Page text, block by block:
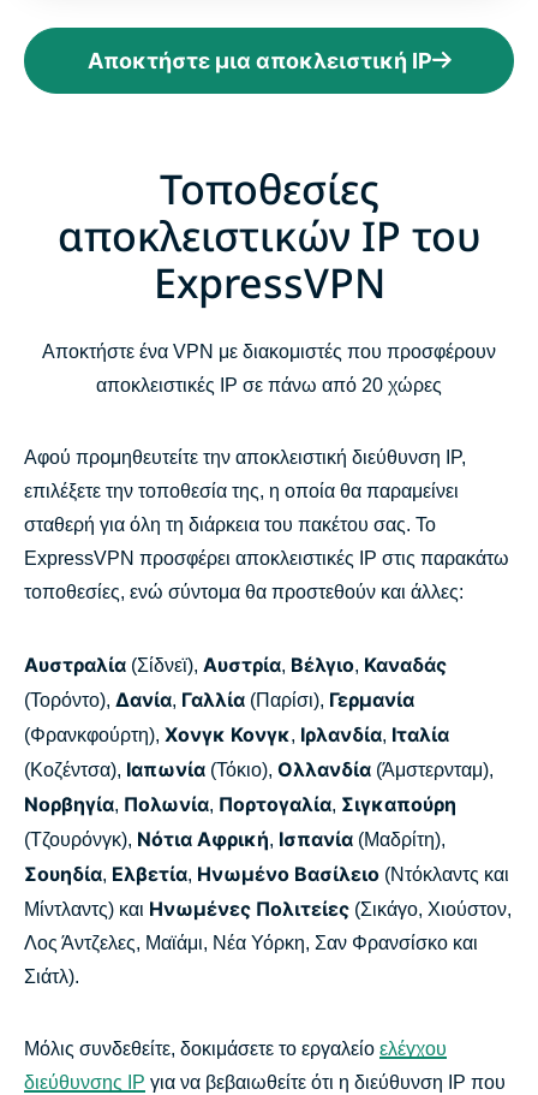
Αποκτήστε μια αποκλειστική IP
Τοποθεσίες
αποκλειστικών IP του
ExpressVPN
Αποκτήστε ένα VPN με διακομιστές που προσφέρουν
αποκλειστικές IP σε πάνω από 20 χώρες
Αφού προμηθευτείτε την αποκλειστική διεύθυνση IP,
επιλέξετε την τοποθεσία της, η οποία θα παραμείνει
σταθερή για όλη τη διάρκεια του πακέτου σας. Το
ExpressVPN προσφέρει αποκλειστικές IP στις παρακάτω
τοποθεσίες, ενώ σύντομα θα προστεθούν και άλλες:
Αυστραλία (Σίδνεϊ), Αυστρία, Βέλγιο, Καναδάς
(Τορόντο), Δανία, Γαλλία (Παρίσι), Γερμανία
(Φρανκφούρτη), Χονγκ Κονγκ, Ιρλανδία, Ιταλία
(Κοζέντσα), Ιαπωνία (Τόκιο), Ολλανδία (Άμστερνταμ),
Νορβηγία, Πολωνία, Πορτογαλία, Σιγκαπούρη
(Τζουρόνγκ), Νότια Αφρική, Ισπανία (Μαδρίτη),
Σουηδία, Ελβετία, Ηνωμένο Βασίλειο (Ντόκλαντς και
Μίντλαντς) και Ηνωμένες Πολιτείες (Σικάγο, Χιούστον,
Λος Άντζελες, Μαϊάμι, Νέα Υόρκη, Σαν Φρανσίσκο και
Σιάτλ).
Μόλις συνδεθείτε, δοκιμάσετε το εργαλείο ελέγχου
διεύθυνσης IP για να βεβαιωθείτε ότι η διεύθυνση IP που